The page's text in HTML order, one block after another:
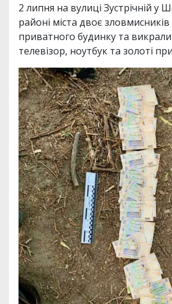
2 липня на вулиці Зустрічній у
районі міста двоє
приватного будинку та викрали
телевізор, ноутбук та золоті